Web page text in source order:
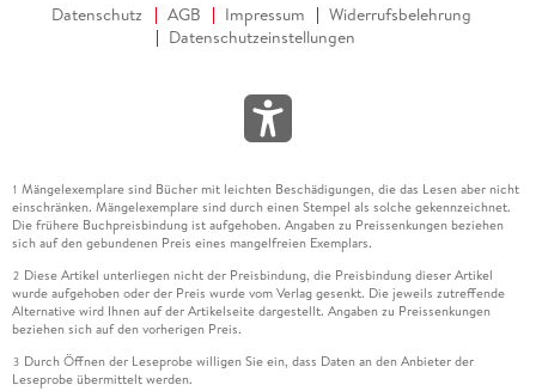
Datenschutz AGB Impressum
Widerrufsbelehrung
Datenschutzeinstellungen
1 Mängelexemplare sind Bücher mit leichten Beschädigungen, die das Lesen aber nicht
einschränken. Mängelexemplare sind durch einen Stempel als solche gekennzeichnet.
Die frühere Buchpreisbindung ist aufgehoben. Angaben zu Preissenkungen beziehen
sich auf den gebundenen Preis eines mangelfreien Exemplars.
2 Diese Artikel unterliegen nicht der Preisbindung, die Preisbindung dieser Artikel
wurde aufgehoben oder der Preis wurde vom Verlag gesenkt. Die jeweils zutreffende
Alternative wird Ihnen auf der Artikelseite dargestellt. Angaben zu Preissenkungen
beziehen sich auf den vorherigen Preis.
3 Durch Öffnen der Leseprobe willigen Sie ein, dass Daten an den Anbieter der
Leseprobe übermittelt werden.